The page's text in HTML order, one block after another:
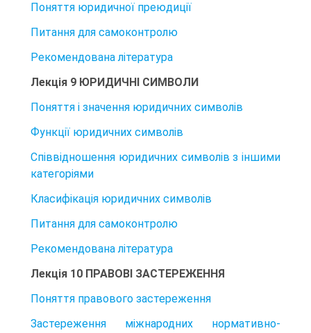
Поняття юридичної преюдиції
Питання для самоконтролю
Рекомендована література
Лекція 9 ЮРИДИЧНІ СИМВОЛИ
Поняття і значення юридичних символів
Функції юридичних символів
Співвідношення юридичних символів з іншими
категоріями
Класифікація юридичних символів
Питання для самоконтролю
Рекомендована література
Лекція 10 ПРАВОВІ ЗАСТЕРЕЖЕННЯ
Поняття правового застереження
Застереження міжнародних нормативно-